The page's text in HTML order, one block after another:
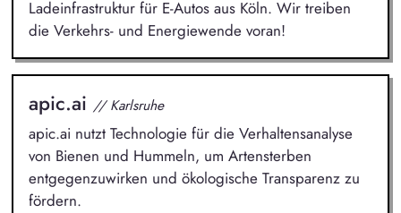
Ladeinfrastruktur für E-Autos aus Köln. Wir treiben
die Verkehrs- und Energiewende voran!
apic.ai // Karlsruhe
apic.ai nutzt Technologie für die Verhaltensanalyse
von Bienen und Hummeln, um Artensterben
entgegenzuwirken und ökologische Transparenz zu
fördern.